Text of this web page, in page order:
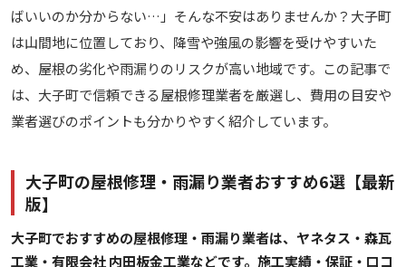
ばいいのか分からない…」そんな不安はありませんか？大子町
は山間地に位置しており、降雪や強風の影響を受けやすいた
め、屋根の劣化や雨漏りのリスクが高い地域です。この記事で
は、大子町で信頼できる屋根修理業者を厳選し、費用の目安や
業者選びのポイントも分かりやすく紹介しています。
大子町の屋根修理・雨漏り業者おすすめ6選【最新
版】
大子町でおすすめの屋根修理・雨漏り業者は、ヤネタス・森瓦
工業・有限会社 内田板金工業などです。施工実績・保証・口コ